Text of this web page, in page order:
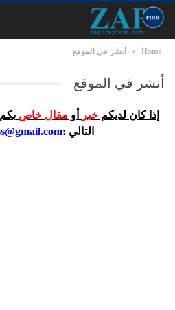
Home أنشر في الموقع
أنشر في الموقع
إذا كان لديكم خبر أو مقال خاص
التالي :